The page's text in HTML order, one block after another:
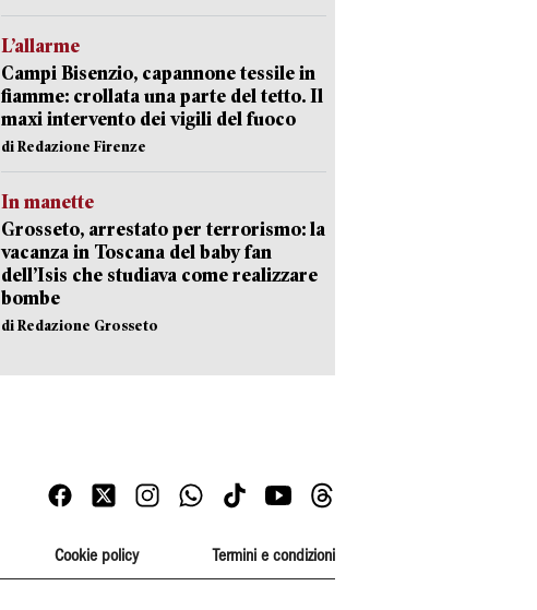
L’allarme
Campi Bisenzio, capannone tessile in
fiamme: crollata una parte del tetto. Il
maxi intervento dei vigili del fuoco
di Redazione Firenze
In manette
Grosseto, arrestato per terrorismo: la
vacanza in Toscana del baby fan
dell’Isis che studiava come realizzare
bombe
di Redazione Grosseto
Cookie policy Termini e condizioni